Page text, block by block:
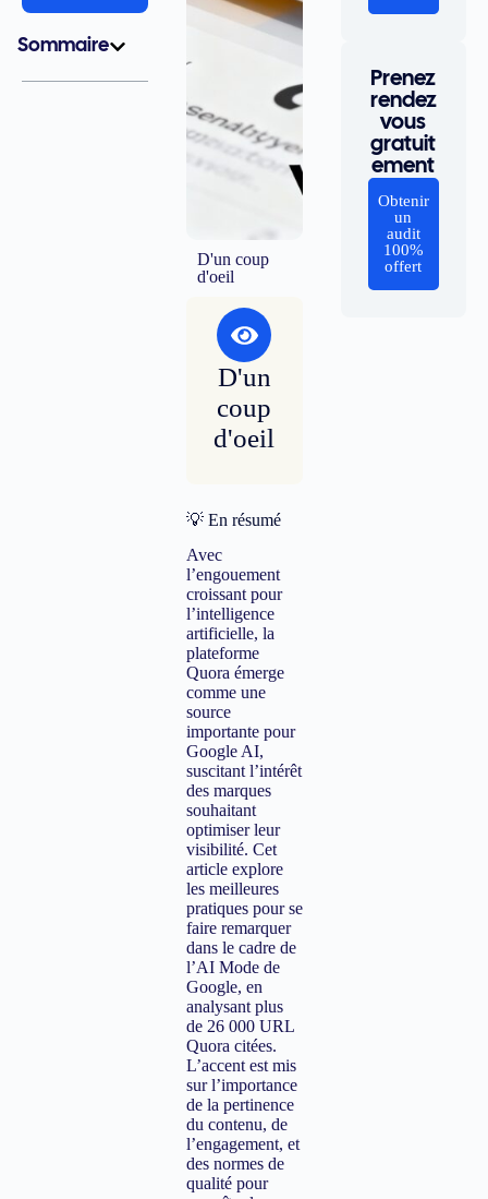
Sommaire
D'un coup
d'oeil
D'un
coup
d'oeil
💡 En résumé
Avec
l’engouement
croissant pour
l’intelligence
artificielle, la
plateforme
Quora émerge
comme une
source
importante pour
Google AI,
suscitant l’intérêt
des marques
souhaitant
optimiser leur
visibilité. Cet
article explore
les meilleures
pratiques pour se
faire remarquer
dans le cadre de
l’AI Mode de
Google, en
analysant plus
de 26 000 URL
Quora citées.
L’accent est mis
sur l’importance
de la pertinence
du contenu, de
l’engagement, et
des normes de
qualité pour
Prenez
rendez
vous
gratuit
ement
Obtenir
un
audit
100%
offert